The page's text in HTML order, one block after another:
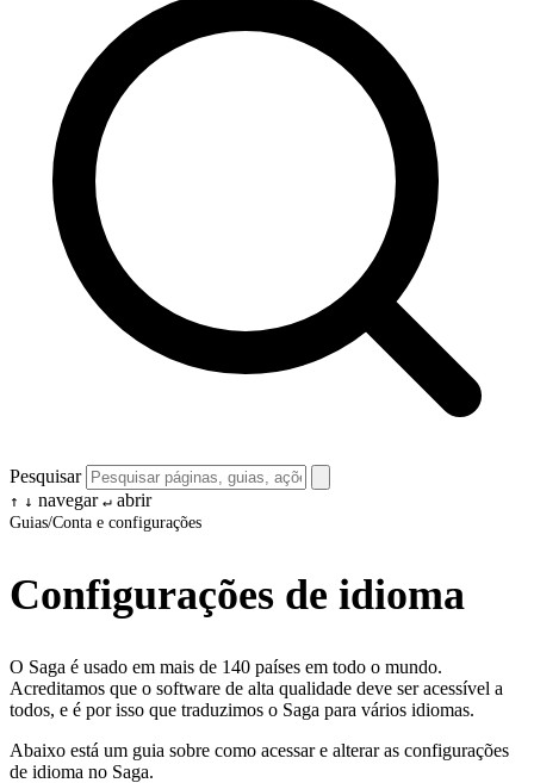
Pesquisar
↑ ↓ navegar ↵ abrir
Guias/Conta e configurações
Configurações de idioma
O Saga é usado em mais de 140 países em todo o mundo.
Acreditamos que o software de alta qualidade deve ser acessível a
todos, e é por isso que traduzimos o Saga para vários idiomas.
Abaixo está um guia sobre como acessar e alterar as configurações
de idioma no Saga.